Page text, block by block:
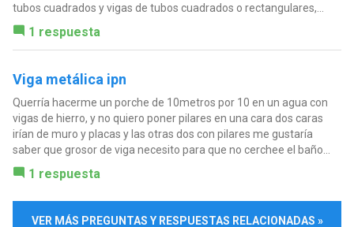
tubos cuadrados y vigas de tubos cuadrados o rectangulares,...
1 respuesta
Viga metálica ipn
Querría hacerme un porche de 10metros por 10 en un agua con
vigas de hierro, y no quiero poner pilares en una cara dos caras
irían de muro y placas y las otras dos con pilares me gustaría
saber que grosor de viga necesito para que no cerchee el baño...
1 respuesta
VER MÁS PREGUNTAS Y RESPUESTAS RELACIONADAS »